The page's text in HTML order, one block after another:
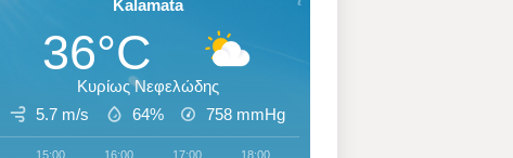
Kalamata
36°C
Κυρίως Νεφελώδης
5.7 m/s
64% 758 mmHg
15:00 16:00 17:00 18:00